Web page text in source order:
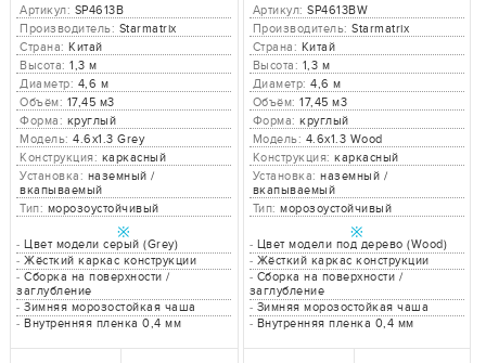
Артикул: SP4613B
Производитель: Starmatrix
Страна:Китай
Высота:1,3 м
Диаметр: 4,6 м
Объём: 17,45 м3
Форма: круглый
Модель:4.6x1.3 Grey
Конструкция: каркасный
Установка: наземный /
вкапываемый
Тип: морозоустойчивый
※
-Цвет модели серый (Grey)
-Жёсткий каркас конструкции
-Сборка на поверхности /
заглубление
-Зимняя морозостойкая чаша
-Внутренняя пленка 0,4 мм
Артикул:SP4613BW
Производитель:Starmatrix
Страна: Китай
Высота: 1,3 м
Диаметр:4,6 м
Объём:17,45 м3
Форма:круглый
Модель: 4.6x1.3 Wood
Конструкция:каркасный
Установка:наземный /
вкапываемый
Тип:морозоустойчивый
※
- Цвет модели под дерево (Wood)
- Жёсткий каркас конструкции
- Сборка на поверхности /
заглубление
- Зимняя морозостойкая чаша
- Внутренняя пленка 0,4 мм